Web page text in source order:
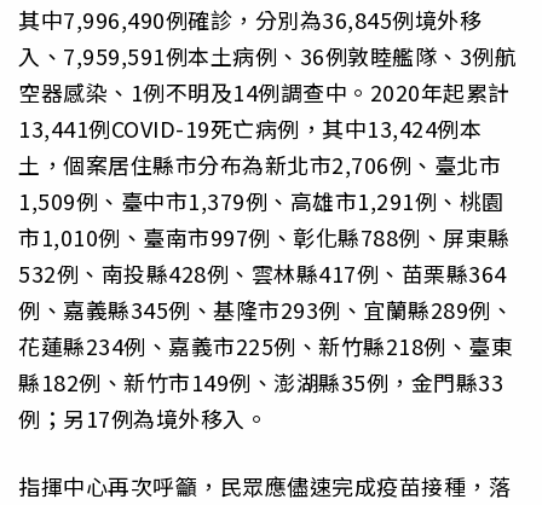
其中7,996,490例確診，分別為36,845例境外移
入、7,959,591例本土病例、36例敦睦艦隊、3例航
空器感染、1例不明及14例調查中。2020年起累計
13,441例COVID-19死亡病例，其中13,424例本
土，個案居住縣市分布為新北市2,706例、臺北市
1,509例、臺中市1,379例、高雄市1,291例、桃園
市1,010例、臺南市997例、彰化縣788例、屏東縣
532例、南投縣428例、雲林縣417例、苗栗縣364
例、嘉義縣345例、基隆市293例、宜蘭縣289例、
花蓮縣234例、嘉義市225例、新竹縣218例、臺東
縣182例、新竹市149例、澎湖縣35例，金門縣33
例；另17例為境外移入。
指揮中心再次呼籲，民眾應儘速完成疫苗接種，落